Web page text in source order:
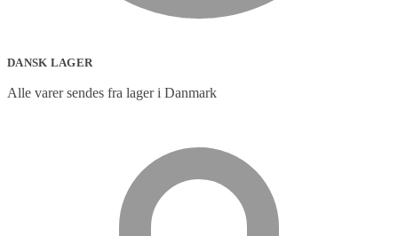
DANSK LAGER
Alle varer sendes fra lager i Danmark